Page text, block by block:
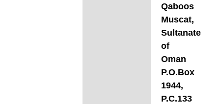
Qaboos
Muscat,
Sultanate
of
Oman
P.O.Box
1944,
P.C.133